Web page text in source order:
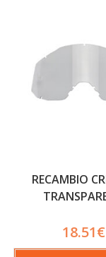
RECAMBIO
18.51€